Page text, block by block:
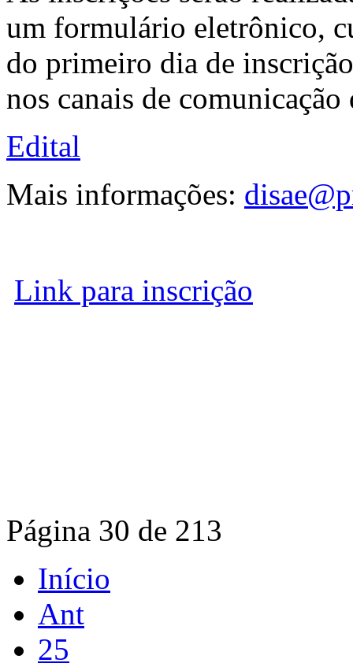
um formulário eletrônico,
do primeiro dia de
nos canais de comunicação
Edital
Mais informações:
Link para inscrição
Página 30 de 213
Início
Ant
25